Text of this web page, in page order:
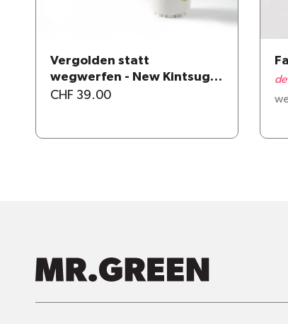
Vergolden statt
wegwerfen - New Kintsugi
repair kit
CHF 39.00
de